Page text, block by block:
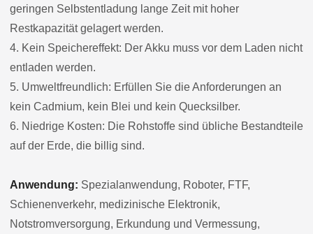
geringen Selbstentladung lange Zeit mit hoher
Restkapazität gelagert werden.
4. Kein Speichereffekt: Der Akku muss vor dem Laden nicht
entladen werden.
5. Umweltfreundlich: Erfüllen Sie die Anforderungen an
kein Cadmium, kein Blei und kein Quecksilber.
6. Niedrige Kosten: Die Rohstoffe sind übliche Bestandteile
auf der Erde, die billig sind.
Anwendung: Spezialanwendung, Roboter, FTF,
Schienenverkehr, medizinische Elektronik,
Notstromversorgung, Erkundung und Vermessung,